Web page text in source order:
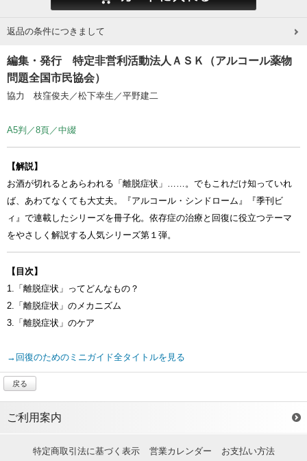
返品の条件につきまして
編集・発行 特定非営利活動法人ＡＳＫ（アルコール薬物
問題全国市民協会）
協力 枝窪俊夫／松下幸生／平野建二
A5判／8頁／中綴
【解説】
お酒が切れるとあらわれる「離脱症状」……。でもこれだけ知っていれ
ば、あわてなくても大丈夫。『アルコール・シンドローム』『季刊ビ
ィ』で連載したシリーズを冊子化。依存症の治療と回復に役立つテーマ
をやさしく解説する人気シリーズ第１弾。
【目次】
1.「離脱症状」ってどんなもの？
2.「離脱症状」のメカニズム
3.「離脱症状」のケア
→回復のためのミニガイド全タイトルを見る
戻る
ご利用案内
特定商取引法に基づく表示 営業カレンダー お支払い方法